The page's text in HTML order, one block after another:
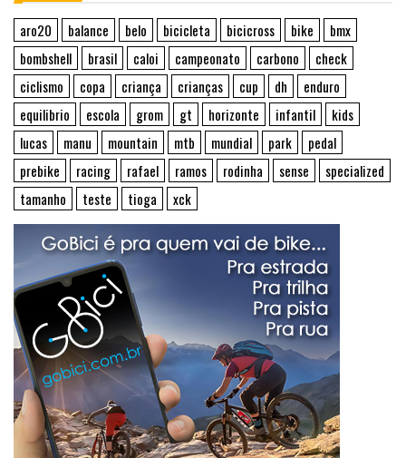
aro20 balance belo bicicleta bicicross bike
bmx
bombshell
brasil caloi campeonato carbono
check
ciclismo
copa criança crianças cup dh
enduro
equilibrio
escola grom gt horizonte infantil
kids
lucas
manu mountain mtb mundial park
pedal
prebike
racing rafael ramos rodinha sense
specialized
tamanho
teste tioga xck